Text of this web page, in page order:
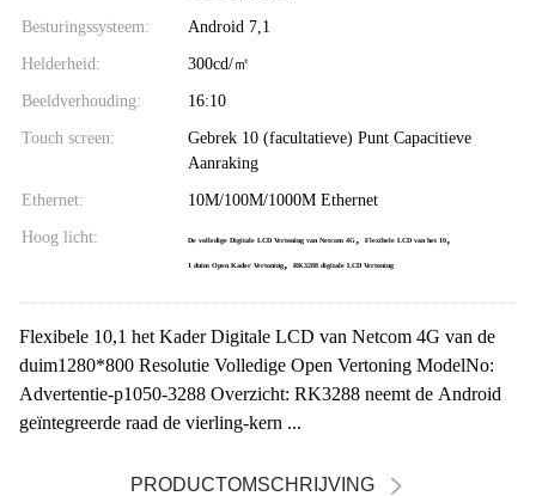
Besturingssysteem: Android 7,1
Helderheid: 300cd/㎡
Beeldverhouding: 16:10
Touch screen:
Gebrek 10 (facultatieve) Punt Capacitieve
Aanraking
Ethernet: 10M/100M/1000M Ethernet
Hoog licht: De volledige Digitale LCD Vertoning van Netcom 4G, Flexibele LCD van het 10,
1 duim Open Kader Vertoning, RK3288 digitale LCD Vertoning
Flexibele 10,1 het Kader Digitale LCD van Netcom 4G van de
duim1280*800 Resolutie Volledige Open Vertoning ModelNo:
Advertentie-p1050-3288 Overzicht: RK3288 neemt de Android
geïntegreerde raad de vierling-kern ...
PRODUCTOMSCHRIJVING